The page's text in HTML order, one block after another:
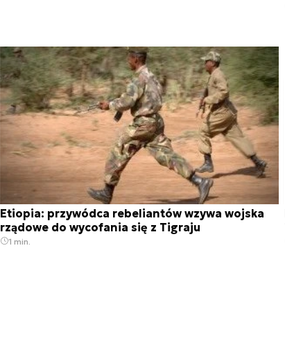
Etiopia: przywódca rebeliantów wzywa wojska
rządowe do wycofania się z Tigraju
1 min.